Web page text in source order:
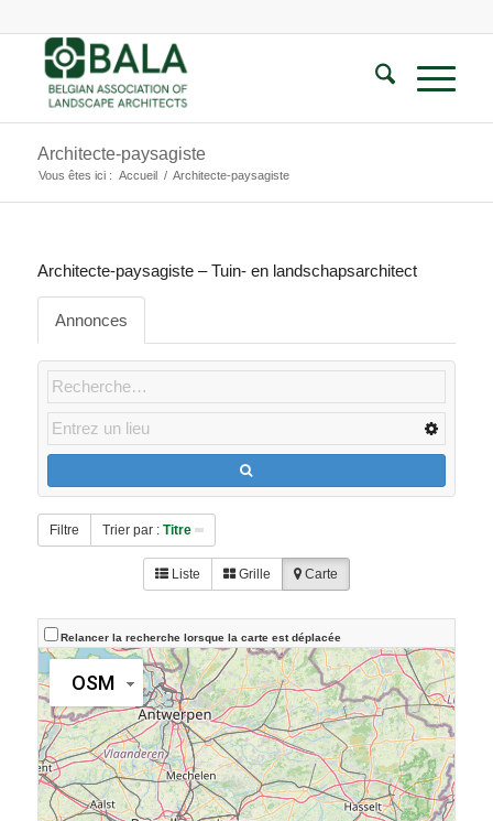
Architecte-paysagiste
Vous êtes ici : Accueil / Architecte-paysagiste
Architecte-paysagiste – Tuin- en landschapsarchitect
Annonces
Filtre Trier par : Titre
Liste Grille Carte
Relancer la recherche lorsque la carte est déplacée
OSM